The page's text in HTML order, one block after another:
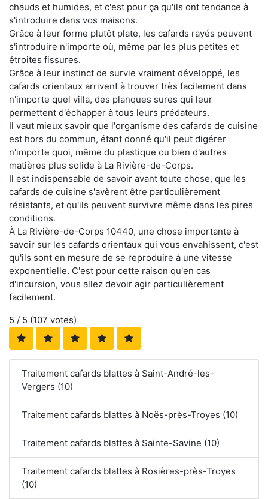
chauds et humides, et c'est pour ça qu'ils ont tendance à
s'introduire dans vos maisons.
Grâce à leur forme plutôt plate, les cafards rayés peuvent
s'introduire n'importe où, même par les plus petites et
étroites fissures.
Grâce à leur instinct de survie vraiment développé, les
cafards orientaux arrivent à trouver très facilement dans
n'importe quel villa, des planques sures qui leur
permettent d'échapper à tous leurs prédateurs.
Il vaut mieux savoir que l'organisme des cafards de cuisine
est hors du commun, étant donné qu'il peut digérer
n'importe quoi, même du plastique ou bien d'autres
matières plus solide à La Rivière-de-Corps.
Il est indispensable de savoir avant toute chose, que les
cafards de cuisine s'avèrent être particulièrement
résistants, et qu'ils peuvent survivre même dans les pires
conditions.
À La Rivière-de-Corps 10440, une chose importante à
savoir sur les cafards orientaux qui vous envahissent, c'est
qu'ils sont en mesure de se reproduire à une vitesse
exponentielle. C'est pour cette raison qu'en cas
d'incursion, vous allez devoir agir particulièrement
facilement.
5 / 5 (107 votes)
Traitement cafards blattes à Saint-André-les-
Vergers (10)
Traitement cafards blattes à Noës-près-Troyes (10)
Traitement cafards blattes à Sainte-Savine (10)
Traitement cafards blattes à Rosières-près-Troyes
(10)